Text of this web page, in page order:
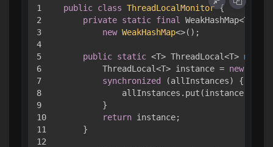
1
2
3
4
5
6
7
8
9
10
11
12
public class ThreadLocalMonitor {
private static final
new WeakHashMap<>();
public static <T> ThreadLocal<T>
        ThreadLocal<T> instance =
new
synchronized (allInstances) {
allInstances.put(instance,
        }
return instance;
    }